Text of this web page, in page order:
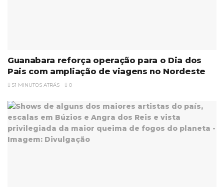
Guanabara reforça operação para o Dia dos
Pais com ampliação de viagens no Nordeste
51 MINUTOS ATRÁS 0